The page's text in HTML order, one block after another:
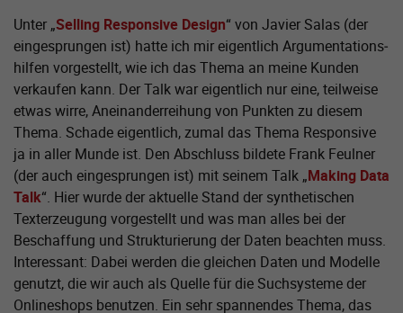
Unter „Selling Responsive Design“ von Javier Salas (der
eingesprungen ist) hatte ich mir eigentlich Argumentations­
hilfen vorgestellt, wie ich das Thema an meine Kunden
verkaufen kann. Der Talk war eigentlich nur eine, teilweise
etwas wirre, Aneinander­reihung von Punkten zu diesem
Thema. Schade eigentlich, zumal das Thema Responsive
ja in aller Munde ist. Den Abschluss bildete Frank Feulner
(der auch eingesprungen ist) mit seinem Talk „Making Data
Talk“. Hier wurde der aktuelle Stand der synthetischen
Texterzeugung vorgestellt und was man alles bei der
Beschaffung und Strukturierung der Daten beachten muss.
Interessant: Dabei werden die gleichen Daten und Modelle
genutzt, die wir auch als Quelle für die Suchsysteme der
Onlineshops benutzen. Ein sehr spannendes Thema, das